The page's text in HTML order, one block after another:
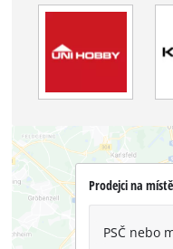
Prodejci na místě
PSČ nebo